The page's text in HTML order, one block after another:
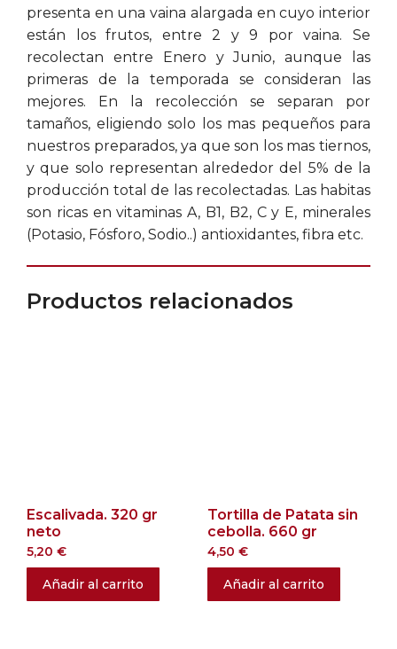
presenta en una vaina alargada en cuyo interior
están los frutos, entre 2 y 9 por vaina. Se
recolectan entre Enero y Junio, aunque las
primeras de la temporada se consideran las
mejores. En la recolección se separan por
tamaños, eligiendo solo los mas pequeños para
nuestros preparados, ya que son los mas tiernos,
y que solo representan alrededor del 5% de la
producción total de las recolectadas. Las habitas
son ricas en vitaminas A, B1, B2, C y E, minerales
(Potasio, Fósforo, Sodio..) antioxidantes, fibra etc.
Productos relacionados
Escalivada. 320 gr
neto
5,20 €
Añadir al carrito
Tortilla de Patata sin
cebolla. 660 gr
4,50 €
Añadir al carrito